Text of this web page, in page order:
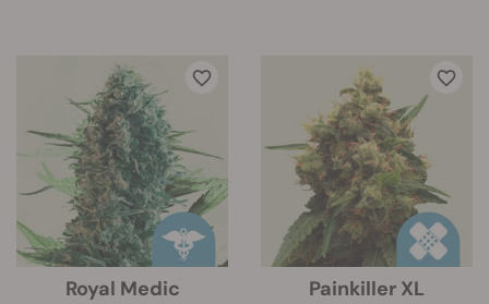
Royal Medic Painkiller XL